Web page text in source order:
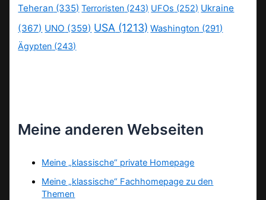
Teheran (335) Terroristen (243) UFOs (252) Ukraine
(367) UNO (359) USA (1213) Washington (291)
Ägypten (243)
Meine anderen Webseiten
Meine „klassische“ private Homepage
Meine „klassische“ Fachhomepage zu den
Themen